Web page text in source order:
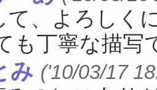
て、よろしく
も丁寧な描写
み ('10/03/17